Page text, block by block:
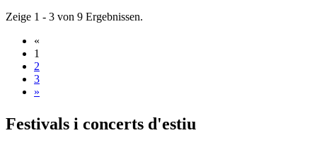
Zeige 1 - 3 von 9 Ergebnissen.
«
1
2
3
»
Festivals i concerts d'estiu